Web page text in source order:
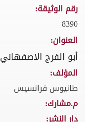
رقم الوثيقة:
8390
العنوان:
أبو الفرج الاصفهاني
المؤلف:
طانيوس فرانسيس
م.مشارك:
دار النشر: